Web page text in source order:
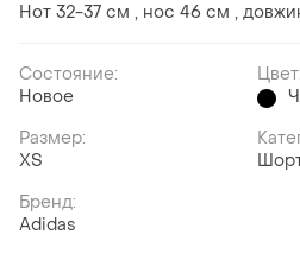
Нот 32-37 см , нос 46 см ,
Состояние:
Новое
Цвет:
Размер:
ХS
Бренд:
Adidas